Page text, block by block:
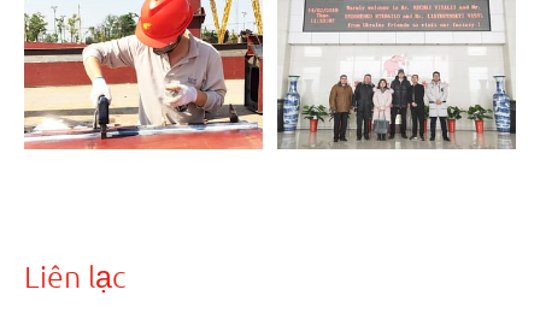
Liên lạc